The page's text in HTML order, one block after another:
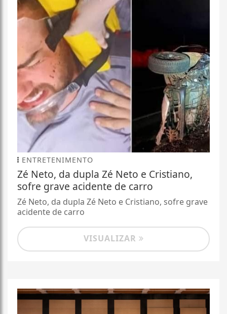
ENTRETENIMENTO
Zé Neto, da dupla Zé Neto e Cristiano,
sofre grave acidente de carro
Zé Neto, da dupla Zé Neto e Cristiano, sofre grave
acidente de carro
VISUALIZAR